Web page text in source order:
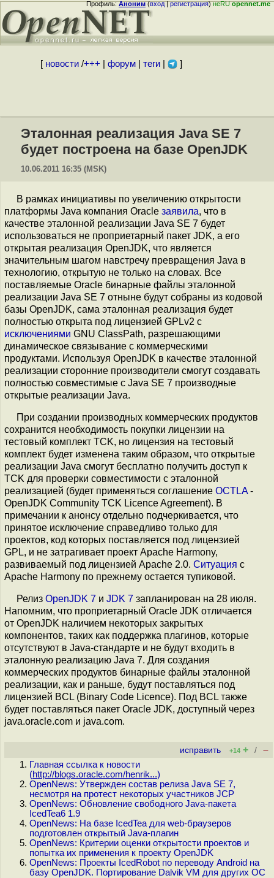
Профиль:Аноним(вход|регистрация)неRUopennet.me
[ новости/+++ форум| теги| ]
Эталонная реализация Java SE 7
будет построена на базе OpenJDK
10.06.2011 16:35 (MSK)
В рамках инициативы по увеличению открытости
платформы Java компания Oracle заявила, что в
качестве эталонной реализации Java SE 7 будет
использоваться не проприетарный пакет JDK, а его
открытая реализация OpenJDK, что является
значительным шагом навстречу превращения Java в
технологию, открытую не только на словах. Все
поставляемые Oracle бинарные файлы эталонной
реализации Java SE 7 отныне будут собраны из кодовой
базы OpenJDK, сама эталонная реализация будет
полностью открыта под лицензией GPLv2 с
исключениями GNU ClassPath, разрешающими
динамическое связывание с коммерческими
продуктами. Используя OpenJDK в качестве эталонной
реализации сторонние производители смогут создавать
полностью совместимые с Java SE 7 производные
открытые реализации Java.
При создании производных коммерческих продуктов
сохранится необходимость покупки лицензии на
тестовый комплект TCK, но лицензия на тестовый
комплект будет изменена таким образом, что открытые
реализации Java смогут бесплатно получить доступ к
TCK для проверки совместимости с эталонной
реализацией (будет применяться соглашение OCTLA -
OpenJDK Community TCK Licence Agreement). В
примечании к анонсу отдельно подчеркивается, что
принятое исключение справедливо только для
проектов, код которых поставляется под лицензией
GPL, и не затрагивает проект Apache Harmony,
развиваемый под лицензией Apache 2.0. Ситуация с
Apache Harmony по прежнему остается тупиковой.
Релиз OpenJDK 7 и JDK 7 запланирован на 28 июля.
Напомним, что проприетарный Oracle JDK отличается
от OpenJDK наличием некоторых закрытых
компонентов, таких как поддержка плагинов, которые
отсутствуют в Java-стандарте и не будут входить в
эталонную реализацию Java 7. Для создания
коммерческих продуктов бинарные файлы эталонной
реализации, как и раньше, будут поставляться под
лицензией BCL (Binary Code Licence). Под BCL также
будет поставляться пакет Oracle JDK, доступный через
java.oracle.com и java.com.
исправить +14 + / –
Главная ссылка к новости
(http://blogs.oracle.com/henrik...)
OpenNews: Утвержден состав релиза Java SE 7,
несмотря на протест некоторых участников JCP
OpenNews: Обновление свободного Java-пакета
IcedTea6 1.9
OpenNews: На базе IcedTea для web-браузеров
подготовлен открытый Java-плагин
OpenNews: Критерии оценки открытости проектов и
попытка их применения к проекту OpenJDK
OpenNews: Проекты IcedRobot по переводу Android на
базу OpenJDK. Портирование Dalvik VM для других ОС